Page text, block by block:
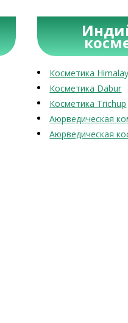
Косметика
Косметика Dabur
Косметика Trichup
Аюрведическая
Аюрведическая